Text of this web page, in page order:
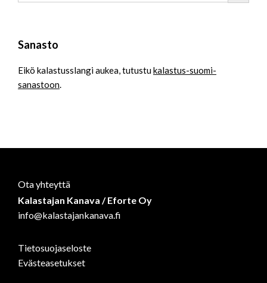
Sanasto
Eikö kalastusslangi aukea, tutustukalastus-suomi-
sanastoon.
Ota yhteyttä
Kalastajan Kanava / Eforte Oy
info@kalastajankanava.fi
Tietosuojaseloste
Evästeasetukset